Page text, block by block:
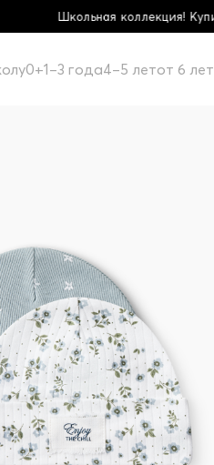
Купи больше - плати меньше!
0+1–3 года4–5 летот 6 лет